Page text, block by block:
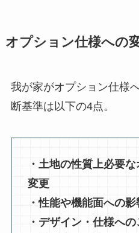
オプション仕様への
我が家がオプション仕様
断基準は以下の4点。
・土地の性質上必要
変更
・性能や機能面への
・デザイン・仕様への